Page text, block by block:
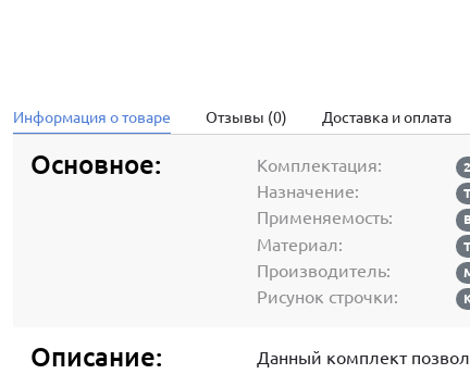
Информация о товаре Отзывы (0) Доставка и оплата
Основное: Комплектация:
Назначение:
Применяемость:
Материал:
Производитель:
Рисунок строчки:
Описание:
Данный комплект